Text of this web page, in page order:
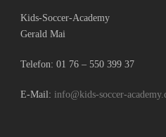
Kids-Soccer-Academy
Gerald Mai
Telefon: 01 76 – 550 399 37
E-Mail: info@kids-soccer-